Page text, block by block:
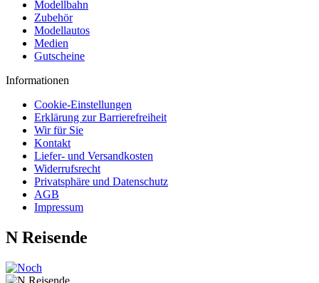
Modellbahn
Zubehör
Modellautos
Medien
Gutscheine
Informationen
Cookie-Einstellungen
Erklärung zur Barrierefreiheit
Wir für Sie
Kontakt
Liefer- und Versandkosten
Widerrufsrecht
Privatsphäre und Datenschutz
AGB
Impressum
N Reisende